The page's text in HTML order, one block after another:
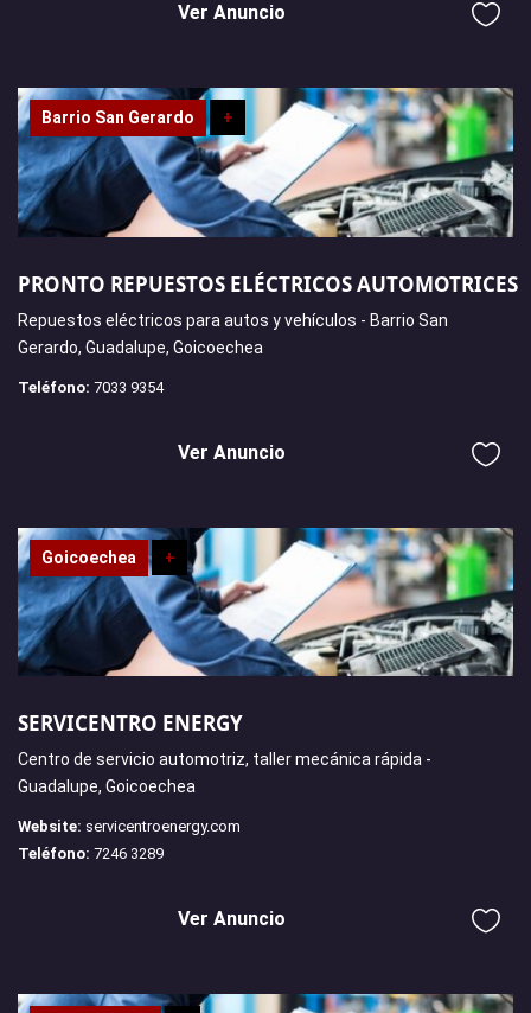
Ver Anuncio
Barrio San Gerardo +
PRONTO REPUESTOS ELÉCTRICOS AUTOMOTRICES
Repuestos eléctricos para autos y vehículos - Barrio San
Gerardo, Guadalupe, Goicoechea
Teléfono: 7033 9354
Ver Anuncio
Goicoechea +
SERVICENTRO ENERGY
Centro de servicio automotriz, taller mecánica rápida -
Guadalupe, Goicoechea
Website: servicentroenergy.com
Teléfono: 7246 3289
Ver Anuncio